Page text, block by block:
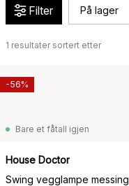
Filter På lager
1 resultater sortert etter
Bare et fåtall igjen
House Doctor
Swing vegglampe messing,
-56%